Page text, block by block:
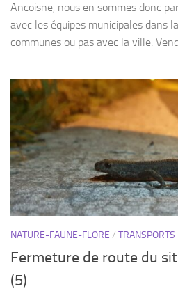
Ancoisne, nous en sommes donc
avec les équipes municipales dans
communes ou pas avec la ville.
NATURE-FAUNE-FLORE / TRANSPORTS
Fermeture de route du
(5)